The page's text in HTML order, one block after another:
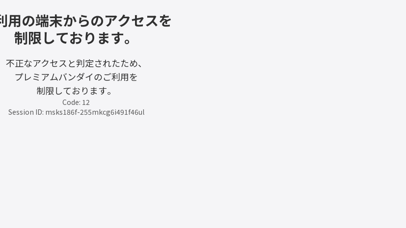
用の端末からのアクセスを
制限しております。
不正なアクセスと判定されたため、
プレミアムバンダイのご利用を
制限しております。
Code: 12
Session ID: msks186f-255mkcg6i491f46ul